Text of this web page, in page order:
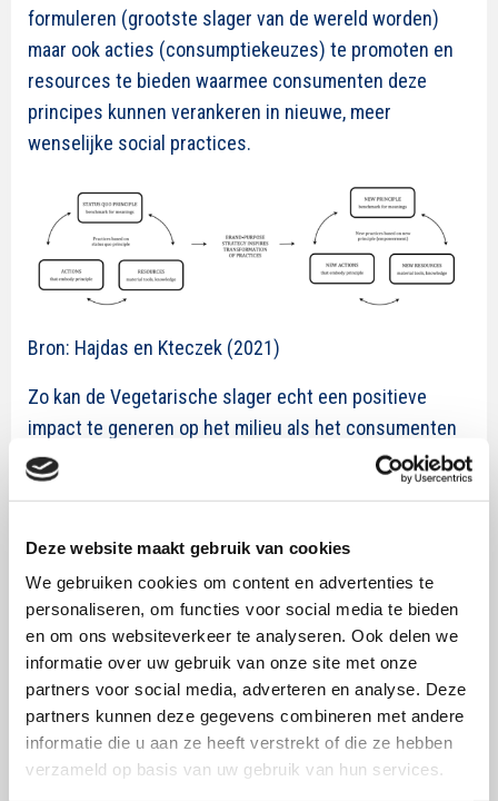
Deze website maakt gebruik van cookies
We gebruiken cookies om content en advertenties te
personaliseren, om functies voor social media te bieden
en om ons websiteverkeer te analyseren. Ook delen we
informatie over uw gebruik van onze site met onze
partners voor social media, adverteren en analyse. Deze
partners kunnen deze gegevens combineren met andere
informatie die u aan ze heeft verstrekt of die ze hebben
verzameld op basis van uw gebruik van hun services.
formuleren (grootste slager van de wereld worden)
maar ook acties (consumptiekeuzes) te promoten en
resources te bieden waarmee consumenten deze
principes kunnen verankeren in nieuwe, meer
wenselijke social practices.
Bron: Hajdas en Kteczek (2021)
Zo kan de Vegetarische slager echt een positieve
impact te generen op het milieu als het consumenten
empowert om plantaardige voeding op te nemen in het
eetpatroon.
Volgens TSP zal de Vegatarische slager
‘sacriface nothing’ belooft Vegatarische Slager dat
consumenten vanouds kunnen genieten van nieuw
vlees met dezelfde kwaliteiten als de dierlijke
variant, ook als ze milieubewuste keuzes maken.
Nieuwe resources biedt, zoals (a)nostalgische
favorieten voor vleesliefhebbers die de smaak van